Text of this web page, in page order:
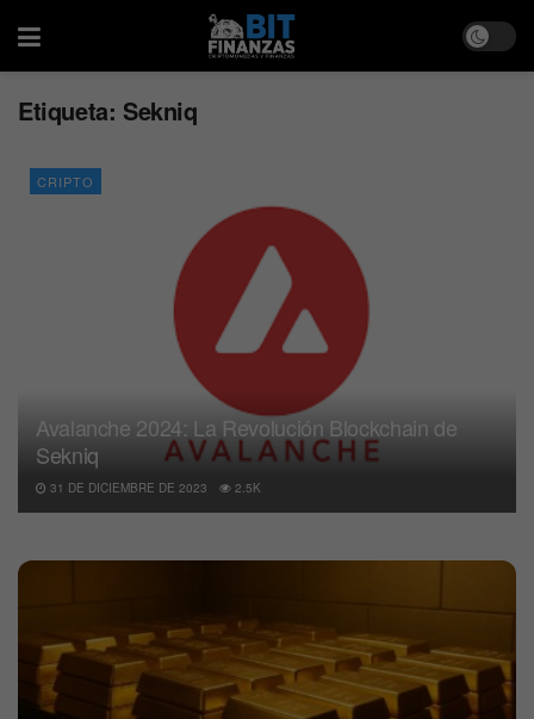
Etiqueta: Sekniq
CRIPTO
Avalanche 2024: La Revolución Blockchain de
Sekniq
31 DE DICIEMBRE DE 2023 2.5K